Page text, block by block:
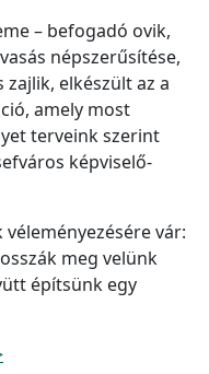
– befogadó ovik,
népszerűsítése,
elkészült az a
amely most
terveink szerint
képviselő-
vár:
meg velünk
építsünk egy